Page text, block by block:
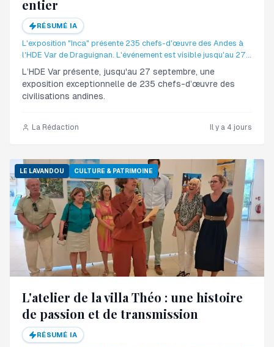
entier
RÉSUMÉ IA
L'exposition "Inca" présente 235 chefs-d'œuvre des Andes à
l'HDE Var de Draguignan. L'événement est visible jusqu'au 27
septembre.
L’HDE Var présente, jusqu'au 27 septembre, une
exposition exceptionnelle de 235 chefs-d’œuvre des
civilisations andines.
La Rédaction Il y a 4 jours
LE LAVANDOU CULTURE & PATRIMOINE
L'atelier de la villa Théo : une histoire
de passion et de transmission
RÉSUMÉ IA